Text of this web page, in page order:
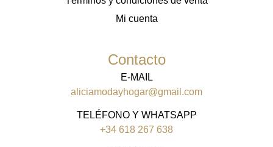
Mi cuenta
Contacto
E-MAIL
aliciamodayhogar@gmail.com
TELÉFONO Y WHATSAPP
+34 618 267 638